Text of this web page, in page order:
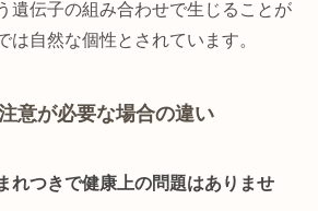
遺伝子の組み合わせで生じることが
は自然な個性とされています。
意が必要な場合の違い
れつきで健康上の問題はありませ